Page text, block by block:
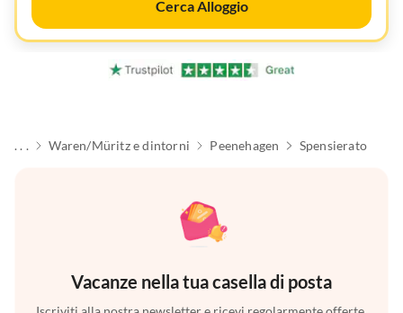
Cerca Alloggio
. . . Waren/Müritz e dintorni Peenehagen Spensierato
Vacanze nella tua casella di posta